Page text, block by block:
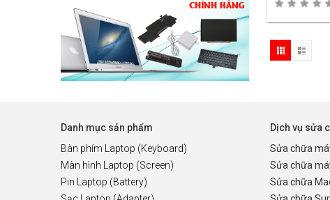
Danh mục sản phẩm
Bàn phím Laptop (Keyboard)
Màn hình Laptop (Screen)
Pin Laptop (Battery)
Dịch vụ sửa
Sửa chữa
Sửa chữa
Sửa chữa